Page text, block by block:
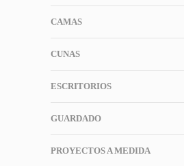
CAMAS
CUNAS
ESCRITORIOS
GUARDADO
PROYECTOS A MEDIDA